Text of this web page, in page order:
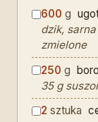
600 g
dzik,
zmielone
250 g
35 g
2 sztuka